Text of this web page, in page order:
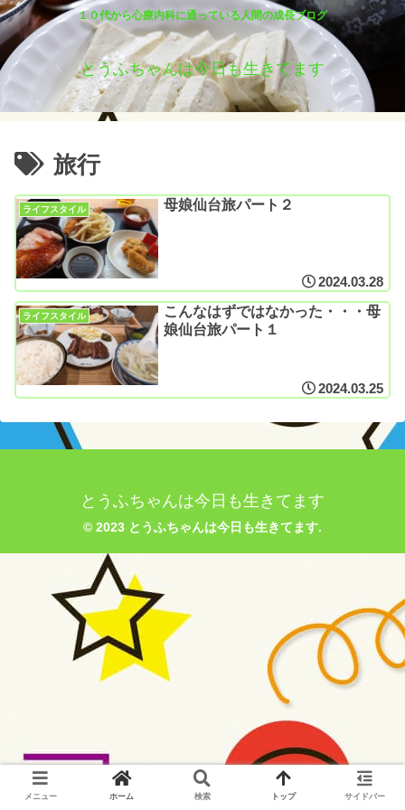
１０代から心療内科に通っている人間の成長ブログ
とうふちゃんは今日も生きてます
旅行
ライフスタイル 母娘仙台旅パート２
2024.03.28
ライフスタイル
こんなはずではなかった・・・母
娘仙台旅パート１
2024.03.25
とうふちゃんは今日も生きてます
© 2023 とうふちゃんは今日も生きてます.
メニュー ホーム 検索 トップ サイドバー